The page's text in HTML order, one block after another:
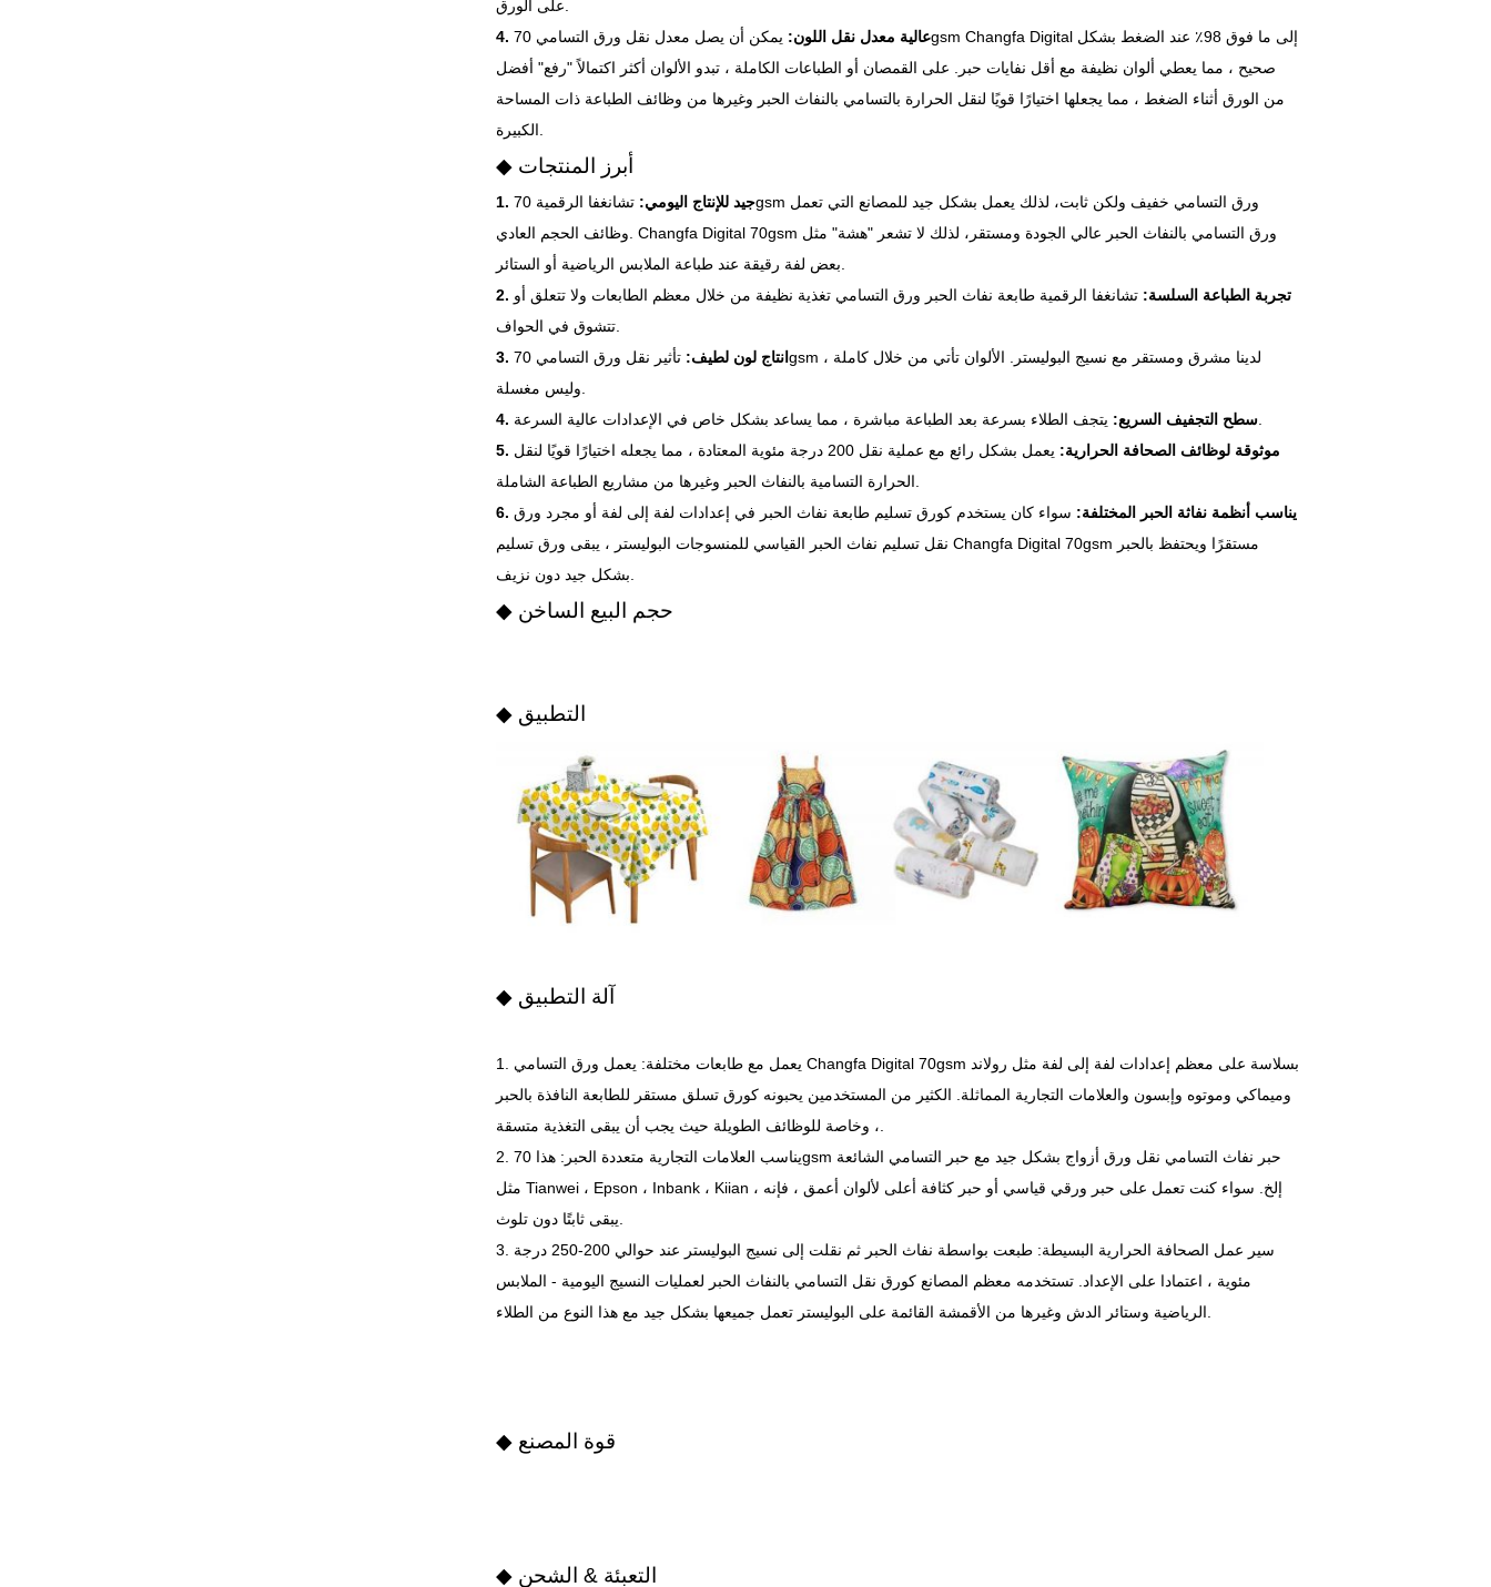
4. عالية معدل نقل اللون:
يمكن أن يصل معدل نقل ورق التسامي 70gsm Changfa Digital إلى ما فوق 98٪ عند الضغط بشكل
صحيح ، مما يعطي ألوان نظيفة مع أقل نفايات حبر. على القمصان أو الطباعات الكاملة ، تبدو الألوان أكثر اكتمالاً "رفع" أفضل
من الورق أثناء الضغط ، مما يجعلها اختيارًا قويًا لنقل الحرارة بالتسامي بالنفاث الحبر وغيرها من وظائف الطباعة ذات المساحة
◆ أبرز المنتجات
1. جيد للإنتاج اليومي:
تشانغفا الرقمية 70gsm ورق التسامي خفيف ولكن ثابت، لذلك يعمل بشكل جيد للمصانع التي تعمل
وظائف الحجم العادي. Changfa Digital 70gsm ورق التسامي بالنفاث الحبر عالي الجودة ومستقر، لذلك لا تشعر "هشة" مثل
2. تجربة الطباعة السلسة: تشانغفا الرقمية طابعة نفاث الحبر ورق التسامي تغذية نظيفة من خلال معظم الطابعات ولا تتعلق أو
3. انتاج لون لطيف:
تأثير نقل ورق التسامي 70gsm لدينا مشرق ومستقر مع نسيج البوليستر. الألوان تأتي من خلال كاملة ،
4. سطح التجفيف السريع:
5. موثوقة لوظائف الصحافة الحرارية:
يعمل بشكل رائع مع عملية نقل 200 درجة مئوية المعتادة ، مما يجعله اختيارًا قويًا لنقل
6. يناسب أنظمة نفاثة الحبر المختلفة: سواء كان يستخدم كورق تسليم طابعة نفاث الحبر في إعدادات لفة إلى لفة أو مجرد ورق
نقل تسليم نفاث الحبر القياسي للمنسوجات البوليستر ، يبقى ورق تسليم Changfa Digital 70gsm مستقرًا ويحتفظ بالحبر
◆ حجم البيع الساخن
◆ التطبيق
◆ آلة التطبيق
1. يعمل مع طابعات مختلفة: يعمل ورق التسامي Changfa Digital 70gsm بسلاسة على معظم إعدادات لفة إلى لفة مثل رولاند
وميماكي وموتوه وإبسون والعلامات التجارية المماثلة. الكثير من المستخدمين يحبونه كورق تسلق مستقر للطابعة النافذة بالحبر
2. يناسب العلامات التجارية متعددة الحبر: هذا 70gsm حبر نفاث التسامي نقل ورق أزواج بشكل جيد مع حبر التسامي الشائعة
مثل Tianwei ، Epson ، Inbank ، Kiian ، إلخ. سواء كنت تعمل على حبر ورقي قياسي أو حبر كثافة أعلى لألوان أعمق ، فإنه
3. سير عمل الصحافة الحرارية البسيطة: طبعت بواسطة نفاث الحبر ثم نقلت إلى نسيج البوليستر عند حوالي 200-250 درجة
مئوية ، اعتمادا على الإعداد. تستخدمه معظم المصانع كورق نقل التسامي بالنفاث الحبر لعمليات النسيج اليومية - الملابس
◆ قوة المصنع
◆ التعبئة & الشحن